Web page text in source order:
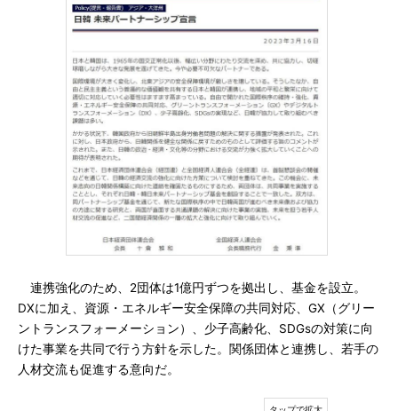
連携強化のため、2団体は1億円ずつを拠出し、基金を設立。
DXに加え、資源・エネルギー安全保障の共同対応、GX（グリー
ントランスフォーメーション）、少子高齢化、SDGsの対策に向
けた事業を共同で行う方針を示した。関係団体と連携し、若手の
人材交流も促進する意向だ。